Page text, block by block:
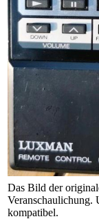
Das Bild der
Veranschaulichung.
kompatibel.